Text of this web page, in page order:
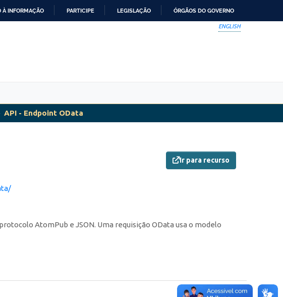
À INFORMAÇÃO PARTICIPE LEGISLAÇÃO ÓRGÃOS DO GOVERNO
ENGLISH
API - Endpoint OData
Ir para recurso
AtomPub e JSON. Uma requisição OData usa o modelo